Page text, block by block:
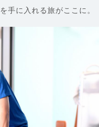
手に入れる旅がここに。